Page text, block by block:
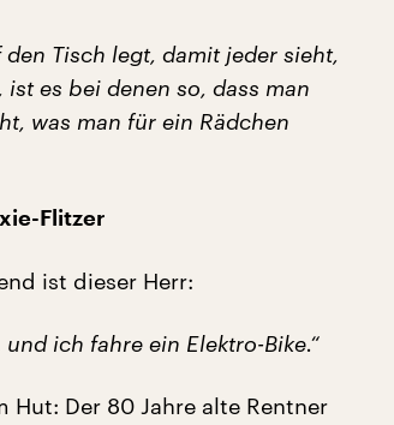
den Tisch legt, damit jeder sieht,
es bei denen so, dass man
was man für ein Rädchen
Flitzer
ist dieser Herr:
ich fahre ein Elektro-Bike.“
Der 80 Jahre alte Rentner